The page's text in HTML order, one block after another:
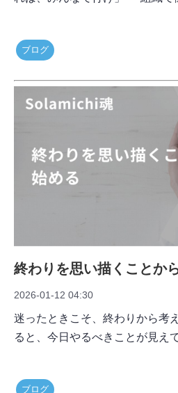
ブログ
終わりを思い描くことか
2026-01-12 04:30
迷ったときこそ、終わりから考
ると、今日やるべきことが見え
ブログ